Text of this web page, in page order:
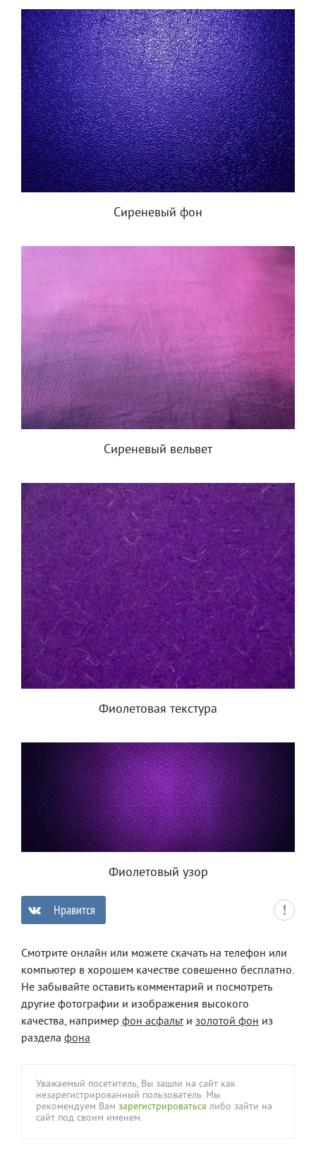
Сиреневый фон
Сиреневый вельвет
Фиолетовая текстура
Фиолетовый узор
Нравится
Смотрите онлайн или можете скачать на телефон или
компьютер в хорошем качестве совешенно бесплатно.
Не забывайте оставить комментарий и посмотреть
другие фотографии и изображения высокого
качества, например фон асфальти золотой фон из
раздела фона
Уважаемый посетитель, Вы зашли на сайт как
незарегистрированный пользователь. Мы
рекомендуем Вам зарегистрироваться либо зайти на
сайт под своим именем.